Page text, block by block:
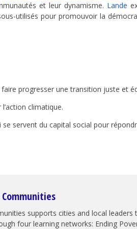
et leur dynamisme. Lande
utilisés pour promouvoir la
progresser une transition juste et
climatique.
servent du capital social pour
supports cities and local
four learning networks: Ending